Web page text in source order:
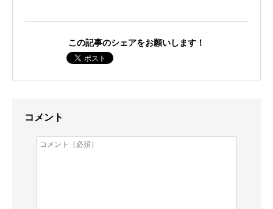
この記事のシェアをお願いします！
コメント